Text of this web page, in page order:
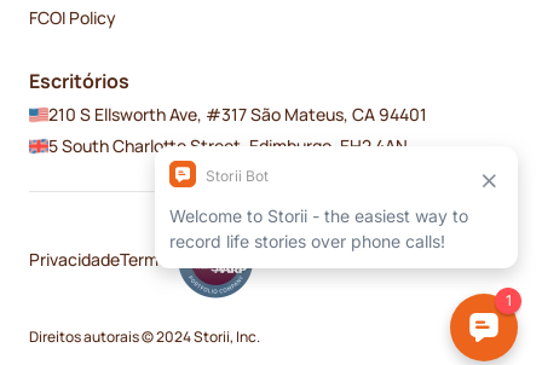
FCOI Policy
Escritórios
210 S Ellsworth Ave, #317 São Mateus, CA 94401
5 South Charlotte Street, Edimburgo, EH2 4AN
Direitos autorais © 2024 Storii, Inc.
PrivacidadeTermos